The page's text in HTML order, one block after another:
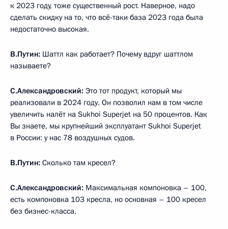
к 2023 году, тоже существенный рост. Наверное, надо
сделать скидку на то, что всё-таки база 2023 года была
недостаточно высокая.
В.Путин: Шаттл как работает? Почему вдруг шаттлом
называете?
С.Александровский: Это тот продукт, который мы
реализовали в 2024 году. Он позволил нам в том числе
увеличить налёт на Sukhoi Superjet на 50 процентов. Как
Вы знаете, мы крупнейший эксплуатант Sukhoi Superjet
в России: у нас 78 воздушных судов.
В.Путин: Сколько там кресел?
С.Александровский: Максимальная компоновка – 100,
есть компоновка 103 кресла, но основная – 100 кресел
без бизнес-класса.